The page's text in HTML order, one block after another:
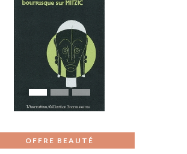
Previous
OFFRE BEAUTÉ